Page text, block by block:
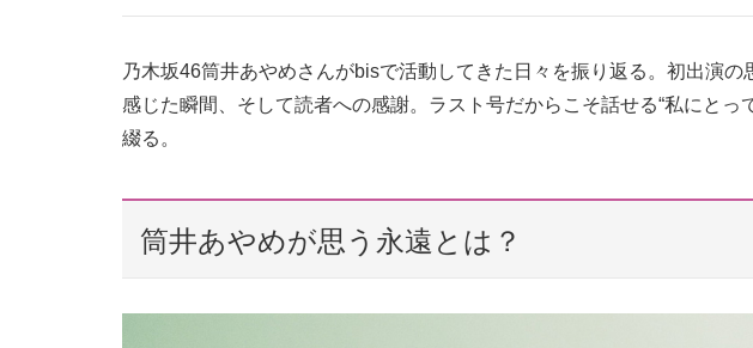
乃木坂46筒井あやめさんがbisで活動してきた日々を振り返る。初出演の
感じた瞬間、そして読者への感謝。ラスト号だからこそ話せる“私にとっ
綴る。
筒井あやめが思う永遠とは？